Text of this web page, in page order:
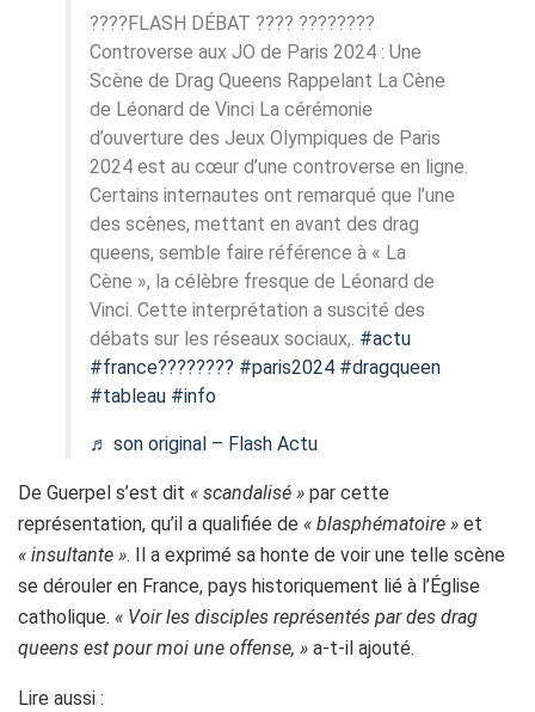
????FLASH DÉBAT ???? ????????
Controverse aux JO de Paris 2024 : Une
Scène de Drag Queens Rappelant La Cène
de Léonard de Vinci La cérémonie
d’ouverture des Jeux Olympiques de Paris
2024 est au cœur d’une controverse en ligne.
Certains internautes ont remarqué que l’une
des scènes, mettant en avant des drag
queens, semble faire référence à « La
Cène », la célèbre fresque de Léonard de
Vinci. Cette interprétation a suscité des
débats sur les réseaux sociaux,. #actu
#france???????? #paris2024 #dragqueen
#tableau #info
♬ son original – Flash Actu
De Guerpel s’est dit « scandalisé » par cette
représentation, qu’il a qualifiée de « blasphématoire » et
« insultante ». Il a exprimé sa honte de voir une telle scène
se dérouler en France, pays historiquement lié à l’Église
catholique. « Voir les disciples représentés par des drag
queens est pour moi une offense, » a-t-il ajouté.
Lire aussi :